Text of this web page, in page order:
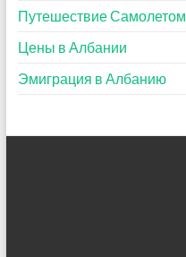
Путешествие Самолетом
Цены в Албании
Эмиграция в Албанию